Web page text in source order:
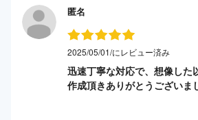
匿名
2025/05/01/にレビュー済み
迅速丁寧な対応で、想像した
作成頂きありがとうございま